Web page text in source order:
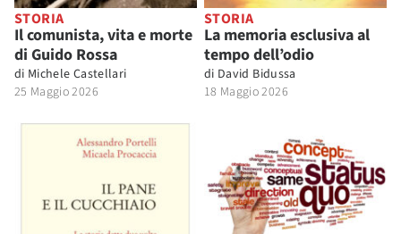
STORIA
Il comunista, vita e morte
di Guido Rossa
di Michele Castellari
25 Maggio 2026
STORIA
La memoria esclusiva al
tempo dell’odio
di David Bidussa
18 Maggio 2026